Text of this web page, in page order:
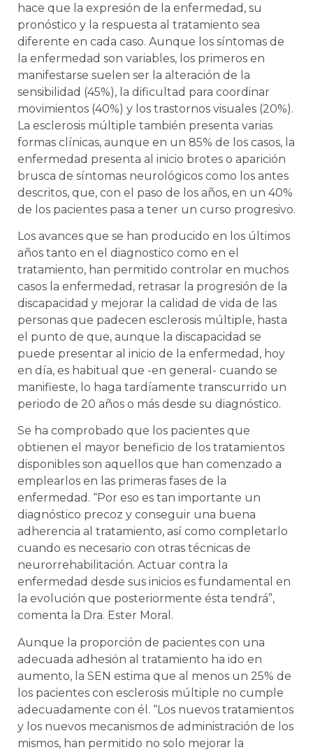
hace que la expresión de la enfermedad, su
pronóstico y la respuesta al tratamiento sea
diferente en cada caso. Aunque los síntomas de
la enfermedad son variables, los primeros en
manifestarse suelen ser la alteración de la
sensibilidad (45%), la dificultad para coordinar
movimientos (40%) y los trastornos visuales (20%).
La esclerosis múltiple también presenta varias
formas clínicas, aunque en un 85% de los casos, la
enfermedad presenta al inicio brotes o aparición
brusca de síntomas neurológicos como los antes
descritos, que, con el paso de los años, en un 40%
de los pacientes pasa a tener un curso progresivo.
Los avances que se han producido en los últimos
años tanto en el diagnostico como en el
tratamiento, han permitido controlar en muchos
casos la enfermedad, retrasar la progresión de la
discapacidad y mejorar la calidad de vida de las
personas que padecen esclerosis múltiple, hasta
el punto de que, aunque la discapacidad se
puede presentar al inicio de la enfermedad, hoy
en día, es habitual que -en general- cuando se
manifieste, lo haga tardíamente transcurrido un
periodo de 20 años o más desde su diagnóstico.
Se ha comprobado que los pacientes que
obtienen el mayor beneficio de los tratamientos
disponibles son aquellos que han comenzado a
emplearlos en las primeras fases de la
enfermedad. “Por eso es tan importante un
diagnóstico precoz y conseguir una buena
adherencia al tratamiento, así como completarlo
cuando es necesario con otras técnicas de
neurorrehabilitación. Actuar contra la
enfermedad desde sus inicios es fundamental en
la evolución que posteriormente ésta tendrá”,
comenta la Dra. Ester Moral.
Aunque la proporción de pacientes con una
adecuada adhesión al tratamiento ha ido en
aumento, la SEN estima que al menos un 25% de
los pacientes con esclerosis múltiple no cumple
adecuadamente con él. “Los nuevos tratamientos
y los nuevos mecanismos de administración de los
mismos, han permitido no solo mejorar la